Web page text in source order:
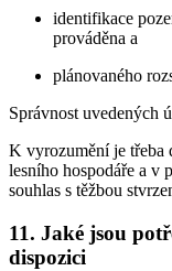
identifikace
prováděna a
plánovaného
Správnost uvedených
K vyrozumění je třeba
lesního hospodáře a v
souhlas s těžbou
11. Jaké jsou
dispozici